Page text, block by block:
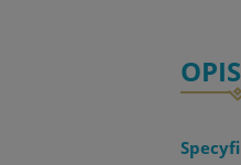
OPIS